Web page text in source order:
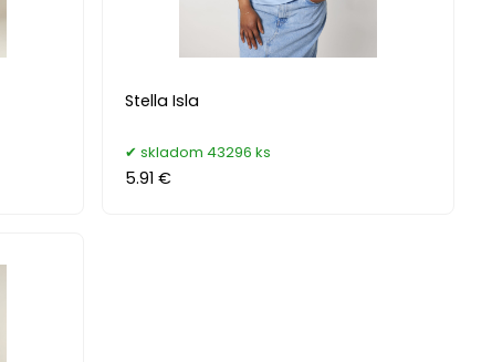
Stella Isla
skladom 43296 ks
5.91 €